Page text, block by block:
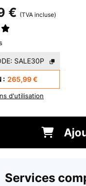
€ (TVA incluse)
SALE30P
: 265,99 €
d'utilisation
Services